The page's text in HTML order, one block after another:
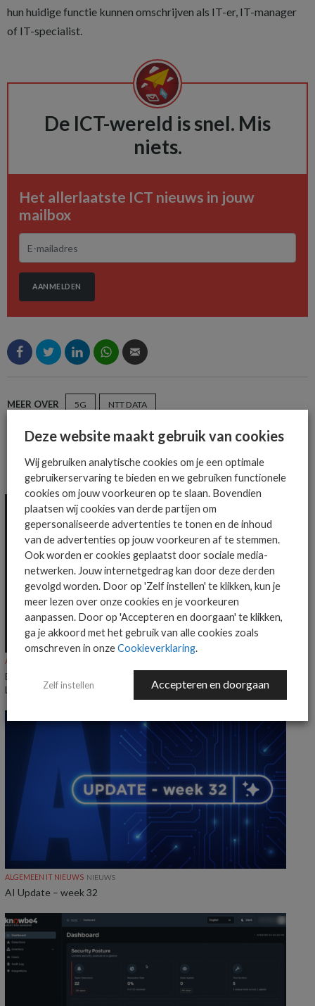
hun huidige functie kunnen omschrijven als IT-er, IT-manager
of IT-specialist.
De ICT-wereld is snel. Mis
niets.
Het allerlaatste ICT nieuws in jouw
mailbox
AANMELDEN
MEER OVER 5G NTT DATA
MEER ALGEMEEN IT NIEUWS NIEUWS
ALGEMEEN IT NIEUWS
Everpure benoemt Craig Robertson tot Head of Partners EMEA en
LatAm
ALGEMEEN IT NIEUWS NIEUWS
AI Update – week 32
Deze website maakt gebruik van cookies
Wij gebruiken analytische cookies om je een optimale
gebruikerservaring te bieden en we gebruiken functionele
cookies om jouw voorkeuren op te slaan. Bovendien
plaatsen wij cookies van derde partijen om
gepersonaliseerde advertenties te tonen en de inhoud
van de advertenties op jouw voorkeuren af te stemmen.
Ook worden er cookies geplaatst door sociale media-
netwerken. Jouw internetgedrag kan door deze derden
gevolgd worden. Door op 'Zelf instellen' te klikken, kun je
meer lezen over onze cookies en je voorkeuren
aanpassen. Door op 'Accepteren en doorgaan' te klikken,
ga je akkoord met het gebruik van alle cookies zoals
omschreven in onzeCookieverklaring.
Zelf instellen Accepteren en doorgaan